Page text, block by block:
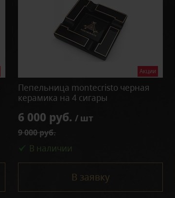
Акции
Пепельница montecristo черная
керамика на 4 сигары
6 000 руб. / шт
9 000 руб.
В наличии
В заявку